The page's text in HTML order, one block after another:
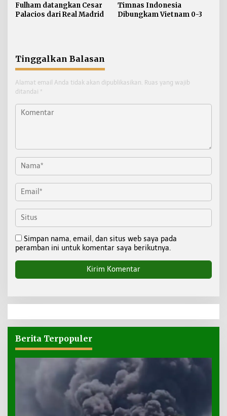
Fulham datangkan Cesar
Palacios dari Real Madrid
Timnas Indonesia
Dibungkam Vietnam 0-3
Tinggalkan Balasan
Alamat email Anda tidak akan dipublikasikan. Ruas yang wajib
ditandai *
Simpan nama, email, dan situs web saya pada
peramban ini untuk komentar saya berikutnya.
Berita Terpopuler